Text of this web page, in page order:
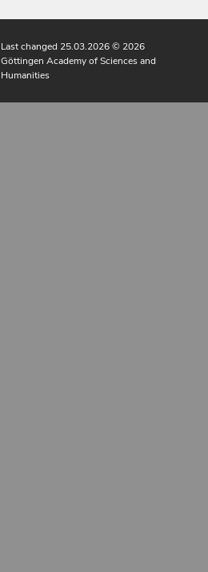
Last changed 25.03.2026© 2026
Göttingen Academy of Sciences and
Humanities